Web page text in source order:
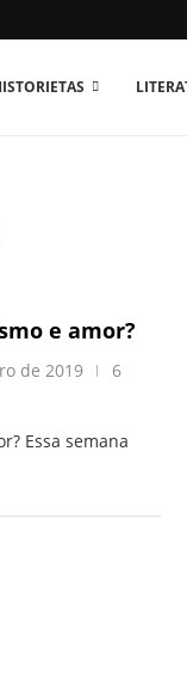
e amor?
de 2019
6
Essa semana